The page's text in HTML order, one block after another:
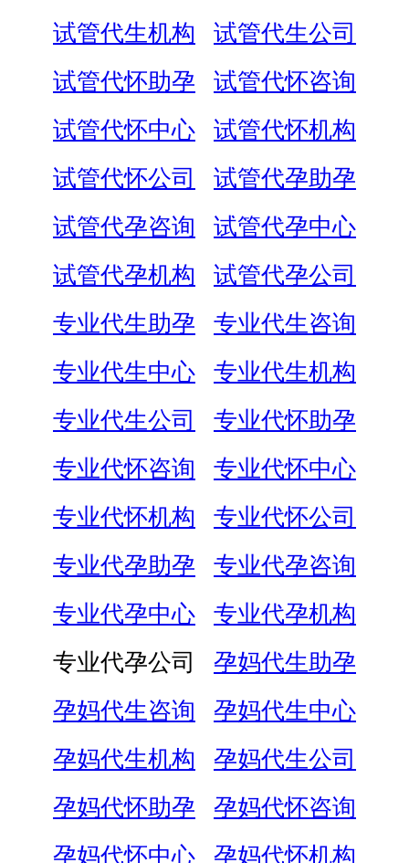
试管代生机构
试管代生公司
试管代怀助孕
试管代怀咨询
试管代怀中心
试管代怀机构
试管代怀公司
试管代孕助孕
试管代孕咨询
试管代孕中心
试管代孕机构
试管代孕公司
专业代生助孕
专业代生咨询
专业代生中心
专业代生机构
专业代生公司
专业代怀助孕
专业代怀咨询
专业代怀中心
专业代怀机构
专业代怀公司
专业代孕助孕
专业代孕咨询
专业代孕中心
专业代孕机构
专业代孕公司
孕妈代生助孕
孕妈代生咨询
孕妈代生中心
孕妈代生机构
孕妈代生公司
孕妈代怀助孕
孕妈代怀咨询
孕妈代怀中心
孕妈代怀机构